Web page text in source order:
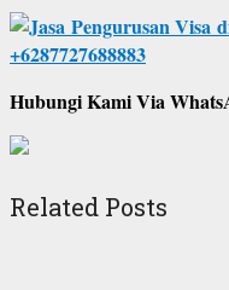
Hubungi Kami Via
Related Posts